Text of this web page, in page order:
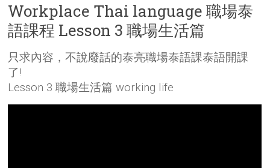
Workplace Thai language 職場泰
語課程 Lesson 3 職場生活篇
只求內容，不說廢話的泰亮職場泰語課泰語開課
了!
Lesson 3 職場生活篇 working life